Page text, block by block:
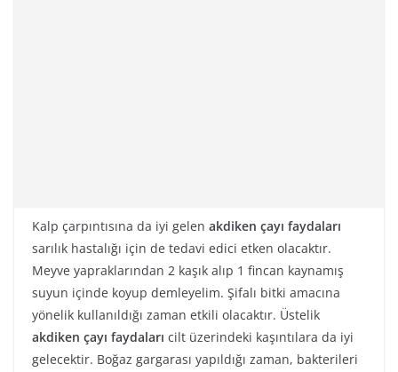
Kalp çarpıntısına da iyi gelen akdiken çayı faydaları
sarılık hastalığı için de tedavi edici etken olacaktır.
Meyve yapraklarından 2 kaşık alıp 1 fincan kaynamış
suyun içinde koyup demleyelim. Şifalı bitki amacına
yönelik kullanıldığı zaman etkili olacaktır. Üstelik
akdiken çayı faydaları cilt üzerindeki kaşıntılara da iyi
gelecektir. Boğaz gargarası yapıldığı zaman, bakterileri